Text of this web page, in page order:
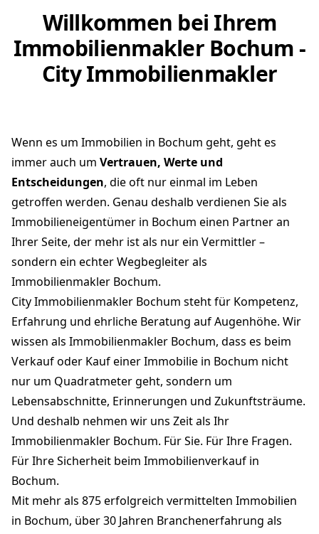
Willkommen bei Ihrem
Immobilienmakler Bochum -
City Immobilienmakler
Wenn es um Immobilien in Bochum geht, geht es
immer auch um Vertrauen, Werte und
Entscheidungen, die oft nur einmal im Leben
getroffen werden. Genau deshalb verdienen Sie als
Immobilieneigentümer in Bochum einen Partner an
Ihrer Seite, der mehr ist als nur ein Vermittler –
sondern ein echter Wegbegleiter als
Immobilienmakler Bochum.
City Immobilienmakler Bochum steht für Kompetenz,
Erfahrung und ehrliche Beratung auf Augenhöhe. Wir
wissen als Immobilienmakler Bochum, dass es beim
Verkauf oder Kauf einer Immobilie in Bochum nicht
nur um Quadratmeter geht, sondern um
Lebensabschnitte, Erinnerungen und Zukunftsträume.
Und deshalb nehmen wir uns Zeit als Ihr
Immobilienmakler Bochum. Für Sie. Für Ihre Fragen.
Für Ihre Sicherheit beim Immobilienverkauf in
Bochum.
Mit mehr als 875 erfolgreich vermittelten Immobilien
in Bochum, über 30 Jahren Branchenerfahrung als